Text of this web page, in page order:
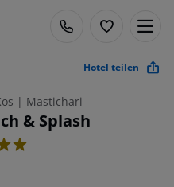
Hotel teilen
| Mastichari
& Splash